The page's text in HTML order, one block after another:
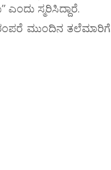
ಸ್ಮರಿಸಿದ್ದಾರೆ.
ಮುಂದಿನ ತಲೆಮಾರಿಗೆ